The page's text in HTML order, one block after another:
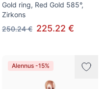
Gold ring, Red Gold 585°,
Zirkons
250.24 € 225.22 €
Alennus -15%